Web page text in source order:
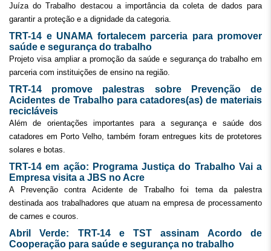
Juíza do Trabalho destacou a importância da coleta de dados para
garantir a proteção e a dignidade da categoria.
TRT-14 e UNAMA fortalecem parceria para promover
saúde e segurança do trabalho
Projeto visa ampliar a promoção da saúde e segurança do trabalho em
parceria com instituições de ensino na região.
TRT-14 promove palestras sobre Prevenção de
Acidentes de Trabalho para catadores(as) de materiais
recicláveis
Além de orientações importantes para a segurança e saúde dos
catadores em Porto Velho, também foram entregues kits de protetores
solares e botas.
TRT-14 em ação: Programa Justiça do Trabalho Vai a
Empresa visita a JBS no Acre
A Prevenção contra Acidente de Trabalho foi tema da palestra
destinada aos trabalhadores que atuam na empresa de processamento
de carnes e couros.
Abril Verde: TRT-14 e TST assinam Acordo de
Cooperação para saúde e segurança no trabalho